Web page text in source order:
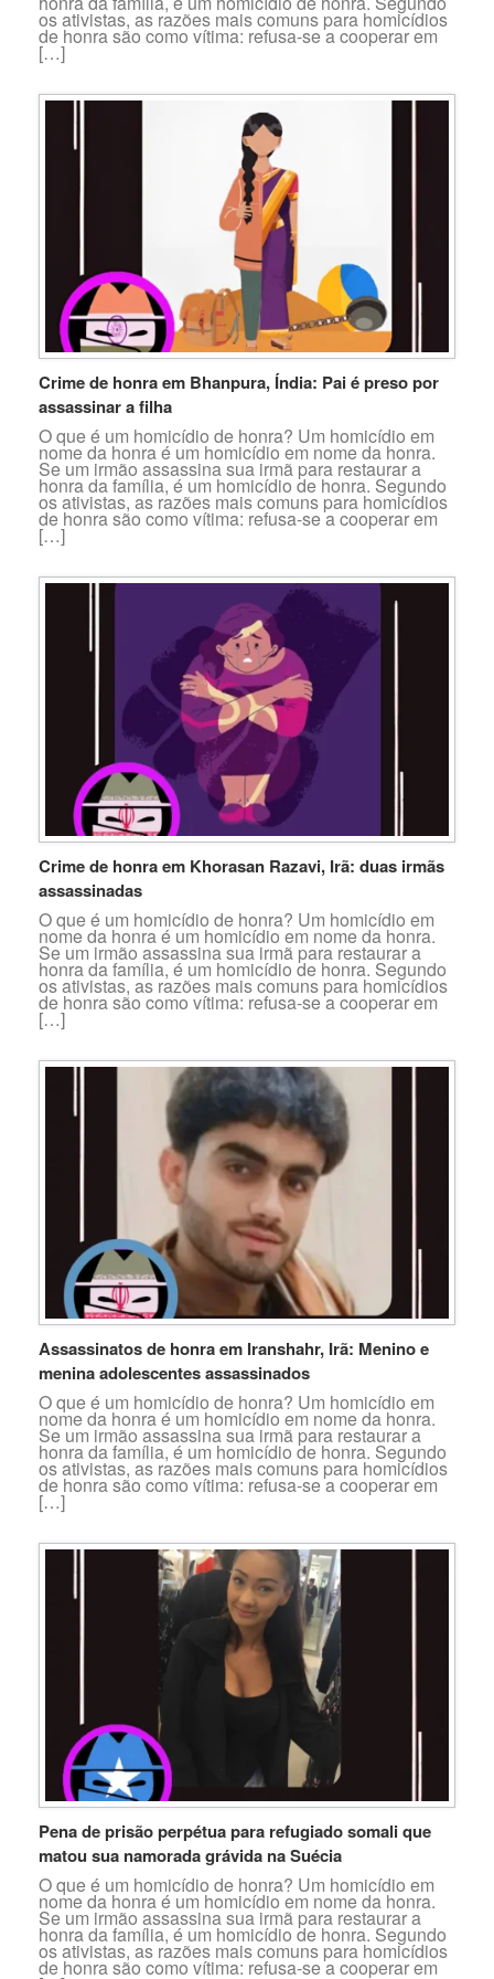
os ativistas, as razões mais comuns para homicídios
de honra são como vítima: refusa-se a cooperar em
[…]
Crime de honra em Bhanpura, Índia: Pai é preso por
assassinar a filha
O que é um homicídio de honra? Um homicídio em
nome da honra é um homicídio em nome da honra.
Se um irmão assassina sua irmã para restaurar a
honra da família, é um homicídio de honra. Segundo
os ativistas, as razões mais comuns para homicídios
de honra são como vítima: refusa-se a cooperar em
[…]
Crime de honra em Khorasan Razavi, Irã: duas irmãs
assassinadas
O que é um homicídio de honra? Um homicídio em
nome da honra é um homicídio em nome da honra.
Se um irmão assassina sua irmã para restaurar a
honra da família, é um homicídio de honra. Segundo
os ativistas, as razões mais comuns para homicídios
de honra são como vítima: refusa-se a cooperar em
[…]
Assassinatos de honra em Iranshahr, Irã: Menino e
menina adolescentes assassinados
O que é um homicídio de honra? Um homicídio em
nome da honra é um homicídio em nome da honra.
Se um irmão assassina sua irmã para restaurar a
honra da família, é um homicídio de honra. Segundo
os ativistas, as razões mais comuns para homicídios
de honra são como vítima: refusa-se a cooperar em
[…]
Pena de prisão perpétua para refugiado somali que
matou sua namorada grávida na Suécia
O que é um homicídio de honra? Um homicídio em
nome da honra é um homicídio em nome da honra.
Se um irmão assassina sua irmã para restaurar a
honra da família, é um homicídio de honra. Segundo
os ativistas, as razões mais comuns para homicídios
de honra são como vítima: refusa-se a cooperar em